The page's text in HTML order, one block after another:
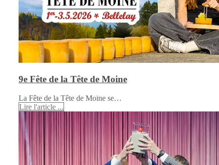
9e Fête de la Tête de Moine
La Fête de la Tête de Moine se…
Lire l'article ...